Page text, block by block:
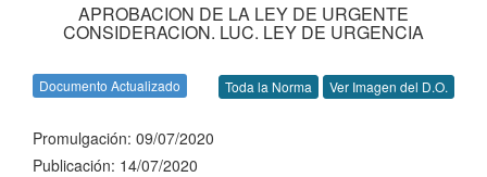
APROBACION DE LA LEY DE URGENTE
CONSIDERACION. LUC. LEY DE URGENCIA
Documento Actualizado Toda la Norma Ver Imagen del D.O.
Promulgación: 09/07/2020
Publicación: 14/07/2020